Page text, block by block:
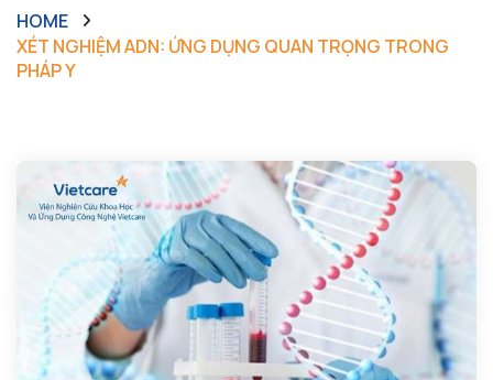
HOME
XÉT NGHIỆM ADN: ỨNG DỤNG QUAN TRỌNG TRONG
PHÁP Y